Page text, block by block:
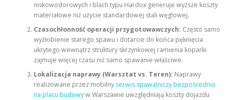
niskowodorowych i blach typu Hardox generuje wyższe koszty
materiałowe niż użycie standardowej stali węglowej.
Czasochłonność operacji przygotowawczych: Często samo
wyżłobienie starego spawu i dotarcie do końca pęknięcia
ukrytego wewnątrz struktury skrzynkowej ramienia koparki
zajmuje więcej czasu niż samo spawanie właściwe.
Lokalizacja naprawy (Warsztat vs. Teren): Naprawy
realizowane przez mobilny serwis spawalniczy bezpośrednio
na placu budowyw Warszawie uwzględniają koszty dojazdu